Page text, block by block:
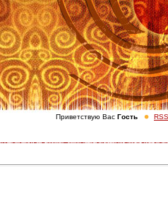
Приветствую Вас Гость RSS